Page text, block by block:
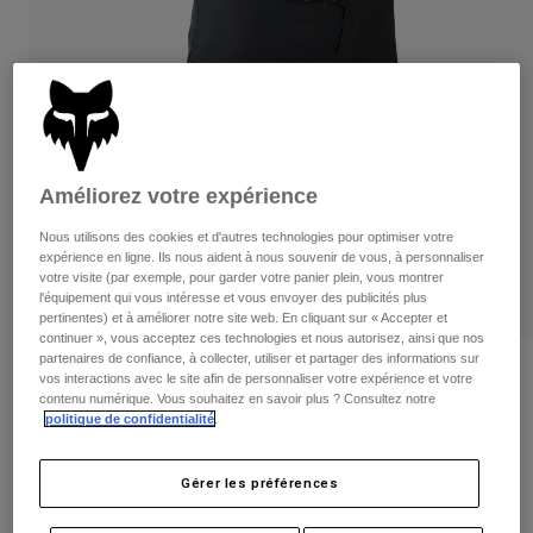
Shorts
Gants
Protections
Masques
Chaussettes
Accessoires
Pièces de rechange
Gants
Vestes
Protections
Masques
Chaussettes
Sacs et accessoires
Pièces de rechange
Voir tout
Femme
Sweats et Pulls
Vestes
Pantalons
Chemises
Voir tout
Enfants
Masques
Chaussettes
Voir tout
Moto
Casques
Maillots
Pantalons
Bottes
Protections
Masques
Short Flexair Ascent — Femme
Article n°33759
Price reduced from
59,99 €
Améliorez votre expérience
Nous utilisons des cookies et d'autres technologies pour optimiser votre
expérience en ligne. Ils nous aident à nous souvenir de vous, à personnaliser
votre visite (par exemple, pour garder votre panier plein, vous montrer
l'équipement qui vous intéresse et vous envoyer des publicités plus
pertinentes) et à améliorer notre site web. En cliquant sur « Accepter et
continuer », vous acceptez ces technologies et nous autorisez, ainsi que nos
partenaires de confiance, à collecter, utiliser et partager des informations sur
vos interactions avec le site afin de personnaliser votre expérience et votre
contenu numérique. Vous souhaitez en savoir plus ? Consultez notre
politique de confidentialité
Gérer les préférences